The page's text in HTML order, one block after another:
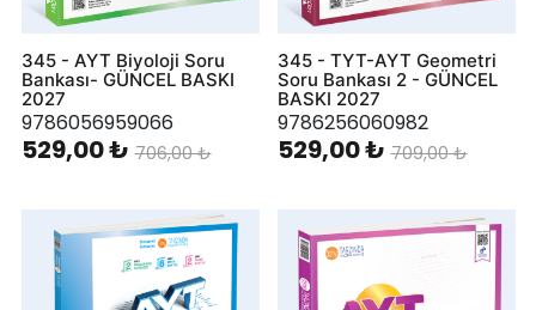
345 - AYT Biyoloji Soru
Bankası- GÜNCEL BASKI
2027
9786056959066
529,00 ₺ 706,00 ₺
345 - TYT-AYT Geometri
Soru Bankası 2 - GÜNCEL
BASKI 2027
9786256060982
529,00 ₺ 709,00 ₺